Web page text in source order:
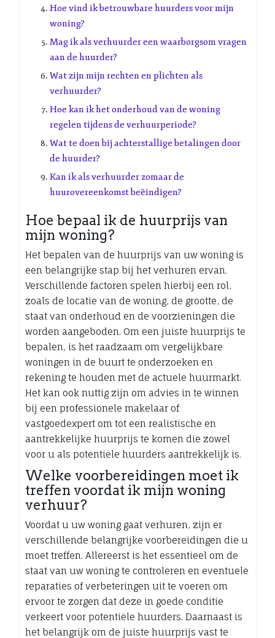
Hoe vind ik betrouwbare huurders voor mijn
woning?
Mag ik als verhuurder een waarborgsom vragen
aan de huurder?
Wat zijn mijn rechten en plichten als
verhuurder?
Hoe kan ik het onderhoud van de woning
regelen tijdens de verhuurperiode?
Wat te doen bij achterstallige betalingen door
de huurder?
Kan ik als verhuurder zomaar de
huurovereenkomst beëindigen?
Hoe bepaal ik de huurprijs van
mijn woning?
Het bepalen van de huurprijs van uw woning is
een belangrijke stap bij het verhuren ervan.
Verschillende factoren spelen hierbij een rol,
zoals de locatie van de woning, de grootte, de
staat van onderhoud en de voorzieningen die
worden aangeboden. Om een juiste huurprijs te
bepalen, is het raadzaam om vergelijkbare
woningen in de buurt te onderzoeken en
rekening te houden met de actuele huurmarkt.
Het kan ook nuttig zijn om advies in te winnen
bij een professionele makelaar of
vastgoedexpert om tot een realistische en
aantrekkelijke huurprijs te komen die zowel
voor u als potentiële huurders aantrekkelijk is.
Welke voorbereidingen moet ik
treffen voordat ik mijn woning
verhuur?
Voordat u uw woning gaat verhuren, zijn er
verschillende belangrijke voorbereidingen die u
moet treffen. Allereerst is het essentieel om de
staat van uw woning te controleren en eventuele
reparaties of verbeteringen uit te voeren om
ervoor te zorgen dat deze in goede conditie
verkeert voor potentiële huurders. Daarnaast is
het belangrijk om de juiste huurprijs vast te